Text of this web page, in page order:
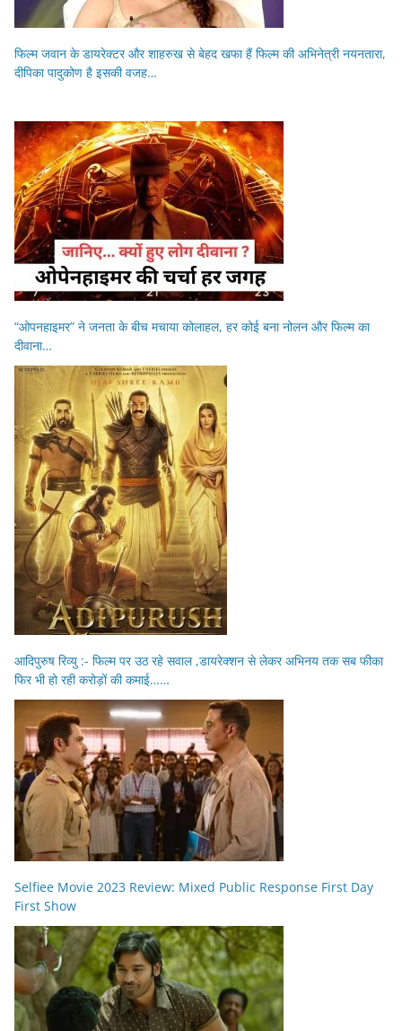
फिल्म जवान के डायरेक्टर और शाहरुख से बेहद खफा हैं फिल्म की अभिनेत्री नयनतारा,
दीपिका पादुकोण है इसकी वजह…
“ओपनहाइमर” ने जनता के बीच मचाया कोलाहल, हर कोई बना नोलन और फिल्म का
दीवाना…
आदिपुरुष रिव्यु :- फिल्म पर उठ रहे सवाल ,डायरेक्शन से लेकर अभिनय तक सब फीका
फिर भी हो रही करोड़ों की कमाई……
Selfiee Movie 2023 Review: Mixed Public Response First Day
First Show